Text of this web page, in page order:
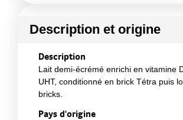
Description et origine
Description
Lait demi-écrémé enrichi en vitamine
UHT, conditionné en brick Tétra puis
bricks.
Pays d'origine